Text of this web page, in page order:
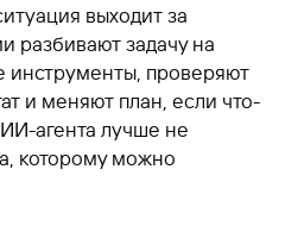
выходит за
разбивают задачу на
инструменты, проверяют
и меняют план, если что-
агента лучше не
которому можно